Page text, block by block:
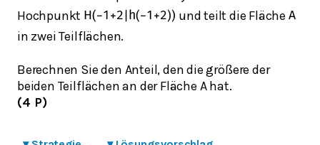
Hochpunkt H(−1 +2 h(−1 +2)) und teilt die Fläche A
in zwei Teilflächen.
Berechnen Sie den Anteil, den die größere der
beiden Teilflächen an der Fläche A hat.
(4 P)